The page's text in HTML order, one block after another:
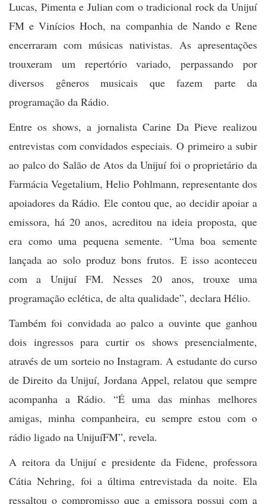
Lucas, Pimenta e Julian com o tradicional rock da Unijuí
FM e Vinícios Hoch, na companhia de Nando e Rene
encerraram com músicas nativistas. As apresentações
trouxeram um repertório variado, perpassando por
diversos gêneros musicais que fazem parte da
programação da Rádio.
Entre os shows, a jornalista Carine Da Pieve realizou
entrevistas com convidados especiais. O primeiro a subir
ao palco do Salão de Atos da Unijuí foi o proprietário da
Farmácia Vegetalium, Helio Pohlmann, representante dos
apoiadores da Rádio. Ele contou que, ao decidir apoiar a
emissora, há 20 anos, acreditou na ideia proposta, que
era como uma pequena semente. “Uma boa semente
lançada ao solo produz bons frutos. E isso aconteceu
com a Unijuí FM. Nesses 20 anos, trouxe uma
programação eclética, de alta qualidade”, declara Hélio.
Também foi convidada ao palco a ouvinte que ganhou
dois ingressos para curtir os shows presencialmente,
através de um sorteio no Instagram. A estudante do curso
de Direito da Unijuí, Jordana Appel, relatou que sempre
acompanha a Rádio. “É uma das minhas melhores
amigas, minha companheira, eu sempre estou com o
rádio ligado na UnijuíFM”, revela.
A reitora da Unijuí e presidente da Fidene, professora
Cátia Nehring, foi a última entrevistada da noite. Ela
ressaltou o compromisso que a emissora possui com a